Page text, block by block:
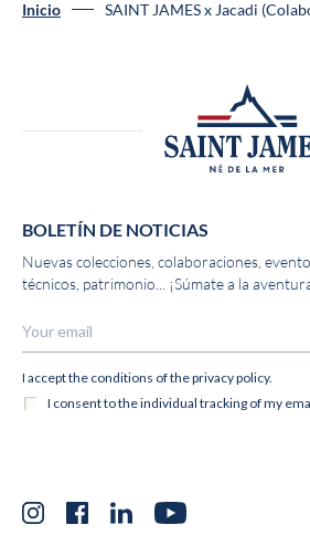
Inicio SAINT JAMES x Jacadi
BOLETÍN DE NOTICIAS
Nuevas colecciones, colaboraciones,
técnicos, patrimonio... ¡Súmate a la
InstagramFacebookLinkedInYouTube